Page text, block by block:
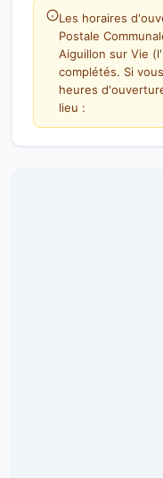
Les horaires
Postale
Aiguillon sur Vie
complétés. Si
heures
lieu :